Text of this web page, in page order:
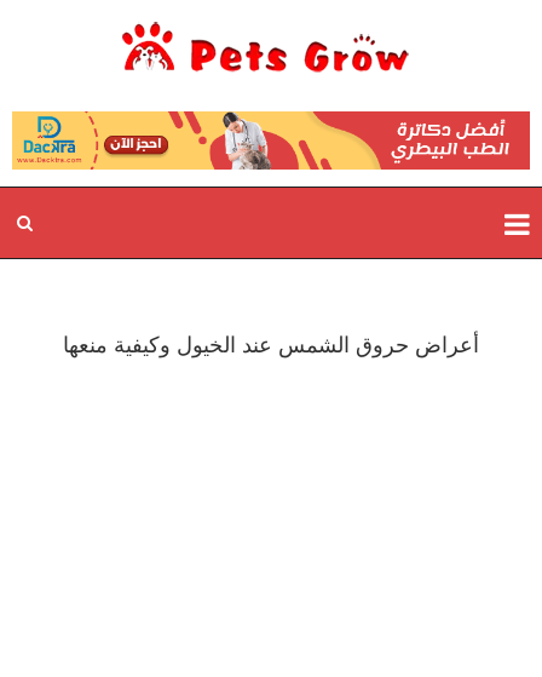
أعراض حروق الشمس عند الخيول وكيفية منعها